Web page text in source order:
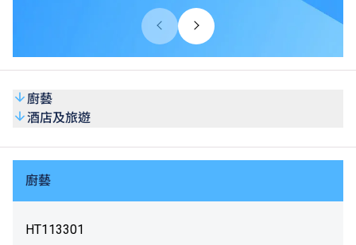
廚藝
酒店及旅遊
廚藝
HT113301